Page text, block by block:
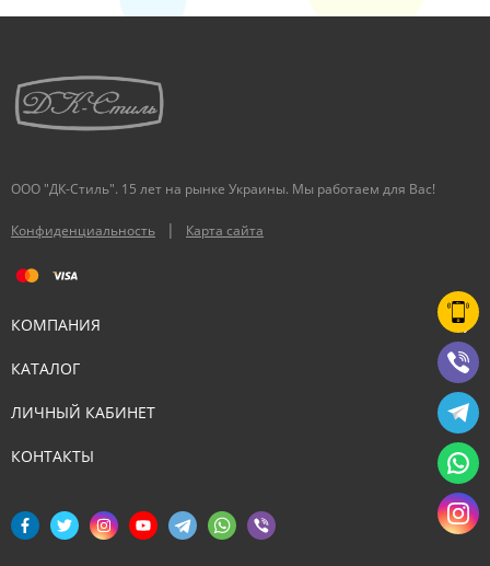
ООО "ДК-Стиль". 15 лет на рынке Украины. Мы работаем для Вас!
Конфиденциальность | Карта сайта
КОМПАНИЯ
КАТАЛОГ
ЛИЧНЫЙ КАБИНЕТ
КОНТАКТЫ